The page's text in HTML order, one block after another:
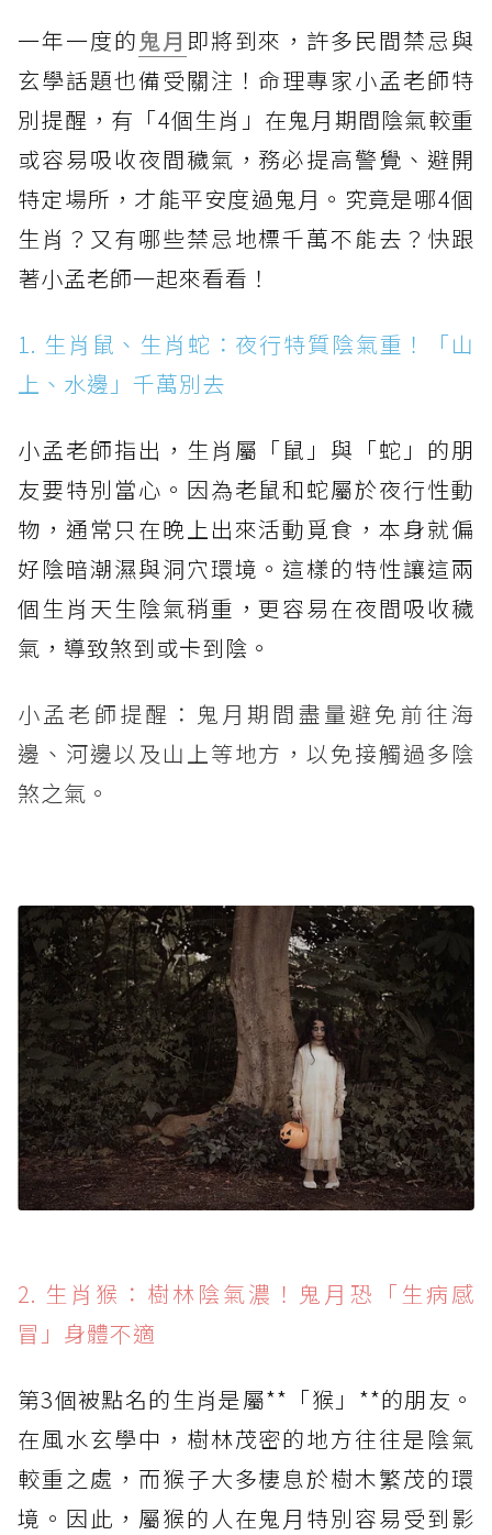
一年一度的鬼月 即將到來，許多民間禁忌與
玄學話題也備受關注！命理專家小孟老師特
別提醒，有「4個生肖」在鬼月期間陰氣較重
或容易吸收夜間穢氣，務必提高警覺、避開
特定場所，才能平安度過鬼月。究竟是哪4個
生肖？又有哪些禁忌地標千萬不能去？快跟
著小孟老師一起來看看！
1. 生肖鼠、生肖蛇：夜行特質陰氣重！「山
上、水邊」千萬別去
小孟老師指出，生肖屬「鼠」與「蛇」的朋
友要特別當心。因為老鼠和蛇屬於夜行性動
物，通常只在晚上出來活動覓食，本身就偏
好陰暗潮濕與洞穴環境。這樣的特性讓這兩
個生肖天生陰氣稍重，更容易在夜間吸收穢
氣，導致煞到或卡到陰。
小孟老師提醒：鬼月期間盡量避免前往海
邊、河邊以及山上等地方，以免接觸過多陰
煞之氣。
2. 生肖猴：樹林陰氣濃！鬼月恐「生病感
冒」身體不適
第3個被點名的生肖是屬**「猴」**的朋友。
在風水玄學中，樹林茂密的地方往往是陰氣
較重之處，而猴子大多棲息於樹木繁茂的環
境。因此，屬猴的人在鬼月特別容易受到影